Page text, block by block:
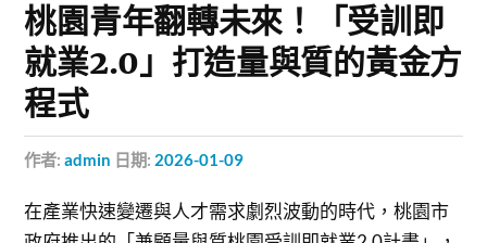
桃園青年翻轉未來！「受訓即
就業2.0」打造量與質的黃金方
程式
作者:admin 日期: 2026-01-09
在產業快速變遷與人才需求劇烈波動的時代，桃園市